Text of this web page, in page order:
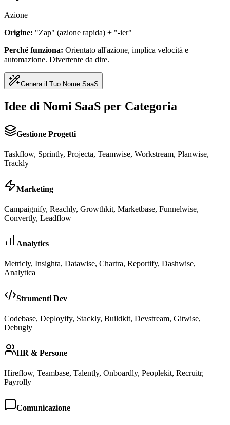
Azione
Origine: "Zap" (azione rapida) + "-ier"
Perché funziona: Orientato all'azione, implica velocità e
automazione. Divertente da dire.
Genera il Tuo Nome SaaS
Idee di Nomi SaaS per Categoria
Gestione Progetti
Taskflow, Sprintly, Projecta, Teamwise, Workstream, Planwise,
Trackly
Marketing
Campaignify, Reachly, Growthkit, Marketbase, Funnelwise,
Convertly, Leadflow
Analytics
Metricly, Insighta, Datawise, Chartra, Reportify, Dashwise,
Analytica
Strumenti Dev
Codebase, Deployify, Stackly, Buildkit, Devstream, Gitwise,
Debugly
HR & Persone
Hireflow, Teambase, Talently, Onboardly, Peoplekit, Recruitr,
Payrolly
Comunicazione